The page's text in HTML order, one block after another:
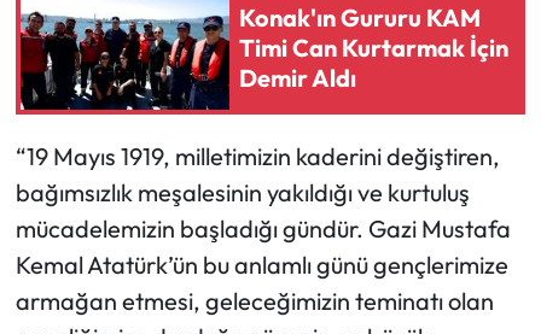
Konak'ın Gururu KAM
Timi Can Kurtarmak İçin
Demir Aldı
“19 Mayıs 1919, milletimizin kaderini değiştiren,
bağımsızlık meşalesinin yakıldığı ve kurtuluş
mücadelemizin başladığı gündür. Gazi Mustafa
Kemal Atatürk’ün bu anlamlı günü gençlerimize
armağan etmesi, geleceğimizin teminatı olan